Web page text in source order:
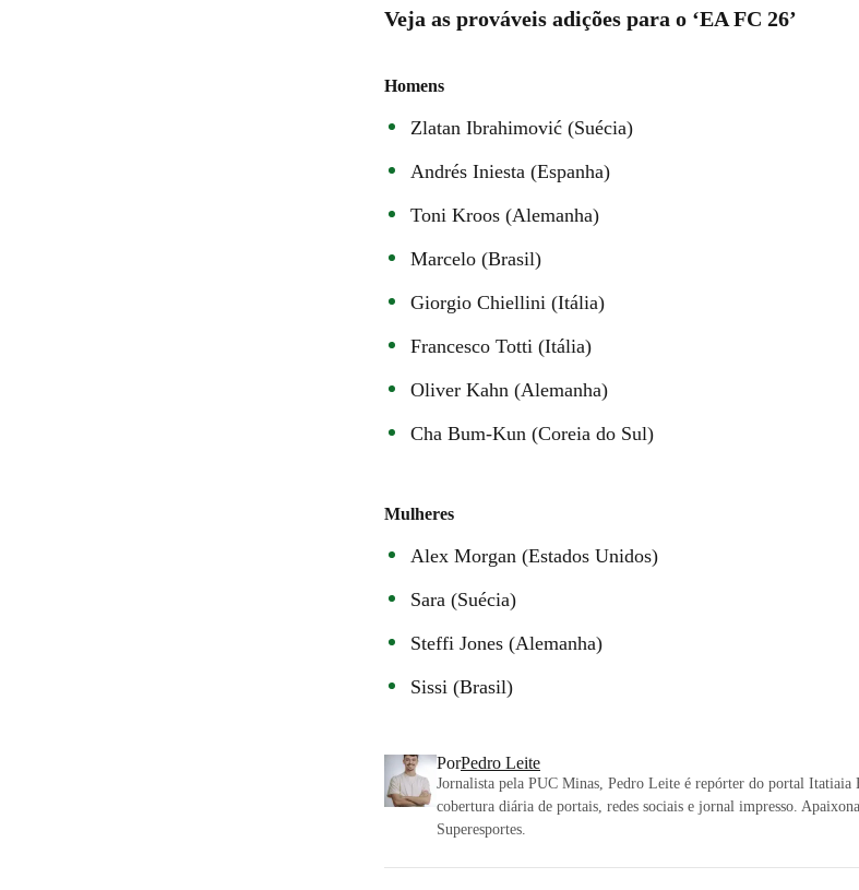
Veja as prováveis adições para o ‘EA FC 26’
Homens
Zlatan Ibrahimović (Suécia)
Andrés Iniesta (Espanha)
Toni Kroos (Alemanha)
Marcelo (Brasil)
Giorgio Chiellini (Itália)
Francesco Totti (Itália)
Oliver Kahn (Alemanha)
Cha Bum-Kun (Coreia do Sul)
Mulheres
Alex Morgan (Estados Unidos)
Sara (Suécia)
Steffi Jones (Alemanha)
Sissi (Brasil)
PorPedro Leite
Jornalista pela PUC Minas, Pedro Leite é repórter do portal Itatiaia
cobertura diária de portais, redes sociais e jornal impresso.
Superesportes.